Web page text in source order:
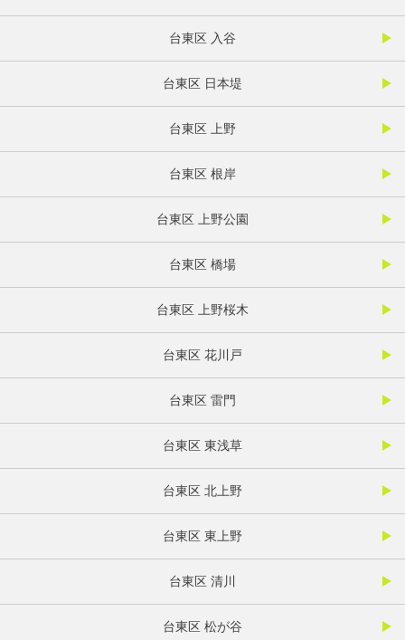
台東区 入谷
台東区 日本堤
台東区 上野
台東区 根岸
台東区 上野公園
台東区 橋場
台東区 上野桜木
台東区 花川戸
台東区 雷門
台東区 東浅草
台東区 北上野
台東区 東上野
台東区 清川
台東区 松が谷